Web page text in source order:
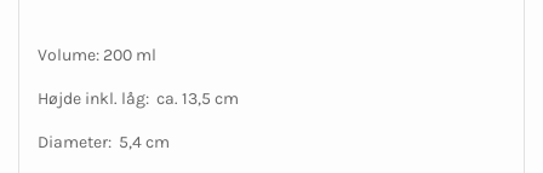
Volume: 200 ml
Højde inkl. låg: ca. 13,5 cm
Diameter: 5,4 cm